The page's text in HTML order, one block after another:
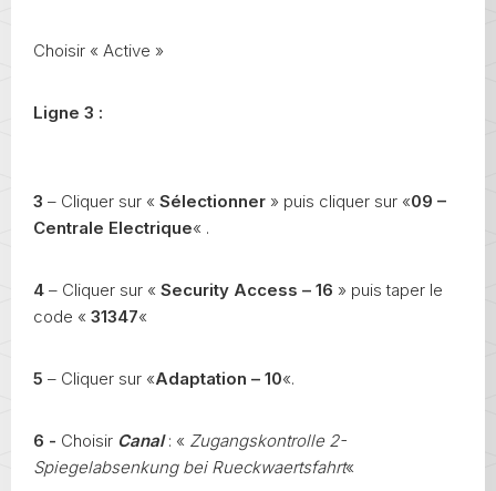
Choisir « Active »
Ligne 3 :
3 – Cliquer sur « Sélectionner » puis cliquer sur «09 –
Centrale Electrique« .
4 – Cliquer sur « Security Access – 16 » puis taper le
code « 31347«
5 – Cliquer sur «Adaptation – 10«.
6 - Choisir Canal: « Zugangskontrolle 2-
Spiegelabsenkung bei Rueckwaertsfahrt«